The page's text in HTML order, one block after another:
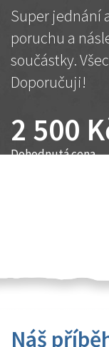
Super jednání
poruchu a
součástky.
Doporučuji!
2 500
Dohodnutá cena
Náš